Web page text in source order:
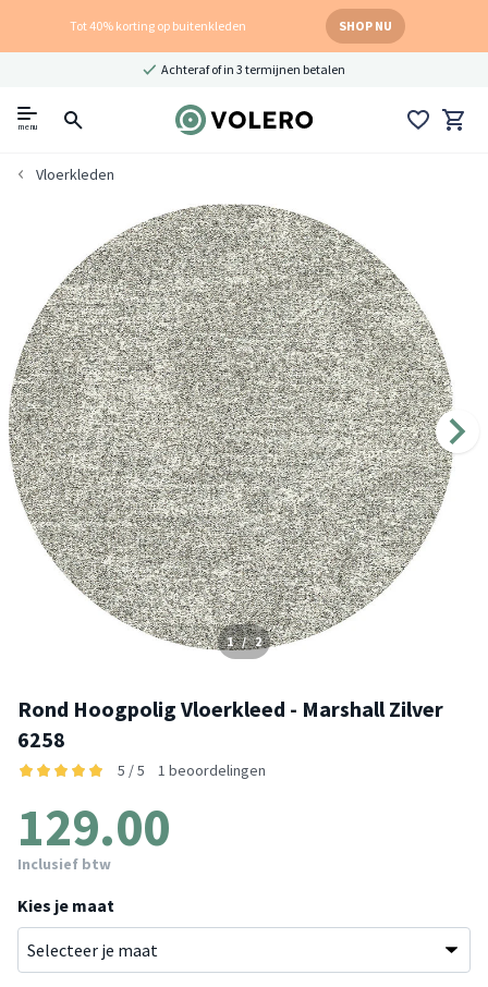
Tot 40% korting op buitenkleden SHOP NU
Achteraf of in 3 termijnen betalen
menu
Vloerkleden
1 / 2
Rond Hoogpolig Vloerkleed - Marshall Zilver
6258
5 / 5 1 beoordelingen
129.00
Inclusief btw
Kies je maat